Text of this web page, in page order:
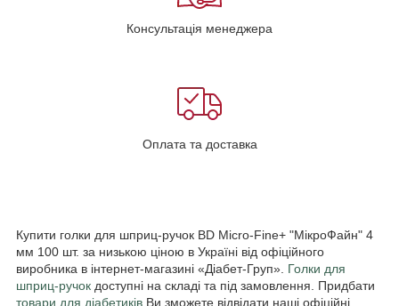
Консультація менеджера
Оплата та доставка
Купити голки для шприц-ручок BD Micro-Fine+ "МікроФайн" 4
мм 100 шт. за низькою ціною в Україні від офіційного
виробника в інтернет-магазині «Діабет-Груп». Голки для
шприц-ручок доступні на складі та під замовлення. Придбати
товари для діабетиків Ви зможете відвідати наші офіційні